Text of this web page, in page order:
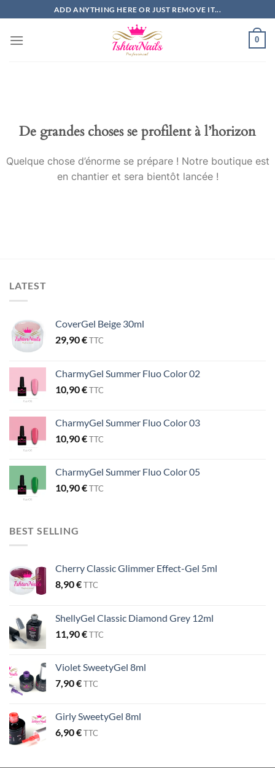
au
contenu
ADD ANYTHING HERE OR JUST REMOVE IT...
0
De grandes choses se profilent à l’horizon
Quelque chose d’énorme se prépare ! Notre boutique est
en chantier et sera bientôt lancée !
LATEST
CoverGel Beige 30ml
29,90€TTC
CharmyGel Summer Fluo Color 02
10,90€TTC
CharmyGel Summer Fluo Color 03
10,90€TTC
CharmyGel Summer Fluo Color 05
10,90€TTC
BEST SELLING
Cherry Classic Glimmer Effect-Gel 5ml
8,90€TTC
ShellyGel Classic Diamond Grey 12ml
11,90€TTC
Violet SweetyGel 8ml
7,90€TTC
Girly SweetyGel 8ml
6,90€TTC